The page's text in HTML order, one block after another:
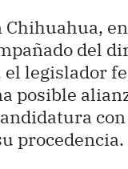
Chihuahua,
del
legislador
posible
procedencia.